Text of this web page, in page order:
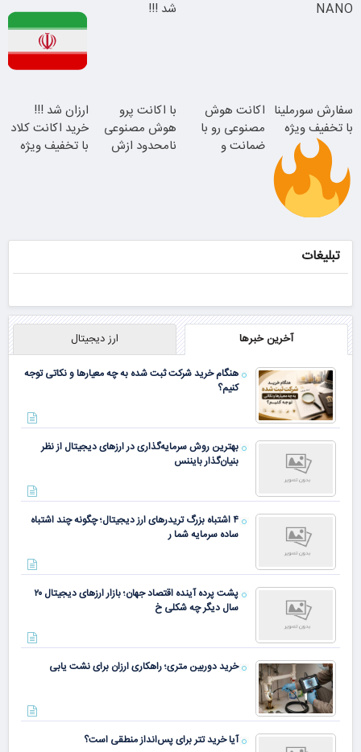
جوان شو
NANO
شد !!!
روزه ساخت!
سفارش سورملینا
با تخفیف ویژه
محدود!!!!
اکانت هوش
مصنوعی رو با
ضمانت و
با اکانت پرو
هوش مصنوعی
نامحدود ازش
ارزان شد !!!
خرید اکانت کلاد
با تخفیف ویژه
تبلیغات
آخرین خبرها ارز دیجیتال
هنگام خرید شرکت ثبت شده به چه معیارها و نکاتی توجه
کنیم؟
بهترین روش سرمایه‌گذاری در ارزهای دیجیتال از نظر
بنیان‌گذار بایننس
۴ اشتباه بزرگ تریدرهای ارز دیجیتال؛ چگونه چند اشتباه
ساده سرمایه شما ر
پشت پرده آینده اقتصاد جهان؛ بازار ارزهای دیجیتال ۲۰
سال دیگر چه شکلی خ
خرید دوربین متری؛ راهکاری ارزان برای نشت یابی
آیا خرید تتر برای پس‌انداز منطقی است؟